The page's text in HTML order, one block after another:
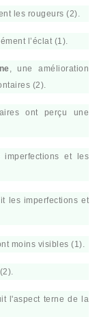
les rougeurs (2).
l’éclat (1).
, une amélioration
(2).
ont perçu une
imperfections et les
les imperfections et
moins visibles (1).
l'aspect terne de la